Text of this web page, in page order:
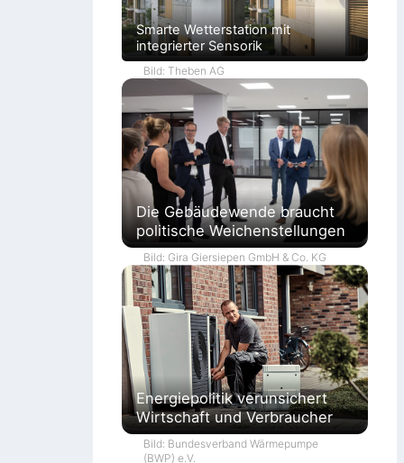
Smarte Wetterstation mit
integrierter Sensorik
Bild: Theben AG
Die Gebäudewende braucht
politische Weichenstellungen
Bild: Gira Giersiepen GmbH & Co. KG
Energiepolitik verunsichert
Wirtschaft und Verbraucher
Bild: Bundesverband Wärmepumpe
(BWP) e.V.